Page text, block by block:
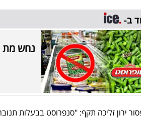
ב-
נחש מת
ירון זליכה תקף: "סנפרוסט בבעלות